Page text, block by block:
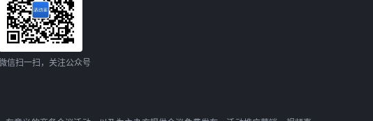
信扫一扫，关注公众号